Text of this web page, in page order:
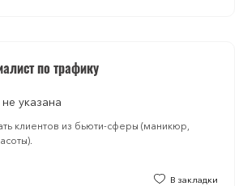
по трафику
указана
клиентов из бьюти-сферы (маникюр,
В закладки